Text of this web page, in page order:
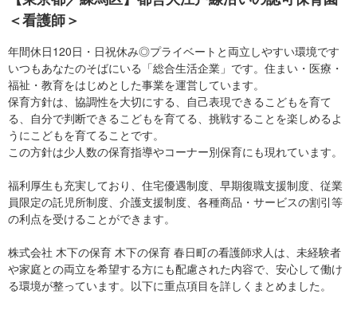
＜看護師＞
年間休日120日・日祝休み◎プライベートと両立しやすい環境です
いつもあなたのそばにいる「総合生活企業」です。住まい・医療・
福祉・教育をはじめとした事業を運営しています。
保育方針は、協調性を大切にする、自己表現できるこどもを育て
る、自分で判断できるこどもを育てる、挑戦することを楽しめるよ
うにこどもを育てることです。
この方針は少人数の保育指導やコーナー別保育にも現れています。
福利厚生も充実しており、住宅優遇制度、早期復職支援制度、従業
員限定の託児所制度、介護支援制度、各種商品・サービスの割引等
の利点を受けることができます。
株式会社 木下の保育 木下の保育 春日町の看護師求人は、未経験者
や家庭との両立を希望する方にも配慮された内容で、安心して働け
る環境が整っています。以下に重点項目を詳しくまとめました。